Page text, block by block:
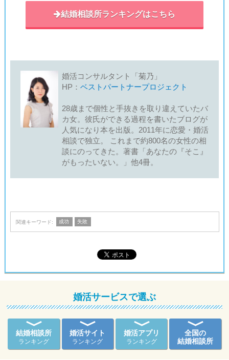
結婚相談所ランキングはこちら
婚活コンサルタント「菊乃」
HP： ベストパートナープロジェクト
28歳まで個性と手抜きを取り違えていたバ
カ女。彼氏ができる過程を書いたブログが
人気になり本を出版。2011年に恋愛・婚活
相談で独立。 これまで約800名の女性の相
談にのってきた。著書「あなたの『そこ』
がもったいない。」他4冊。
関連キーワード: 成功 失敗
婚活サービスで選ぶ
結婚相談所
ランキング
婚活サイト
ランキング
婚活アプリ
ランキング
全国の
結婚相談所